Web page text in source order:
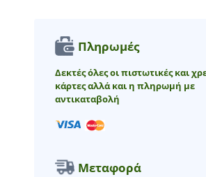
Πληρωμές
Δεκτές όλες οι πιστωτικές και
κάρτες αλλά και η πληρωμή με
αντικαταβολή
Μεταφορά